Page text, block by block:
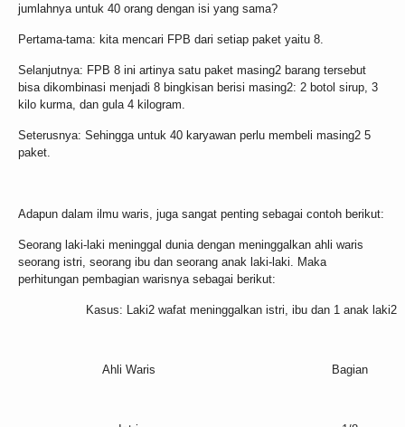
jumlahnya untuk 40 orang dengan isi yang sama?
Pertama-tama: kita mencari FPB dari setiap paket yaitu 8.
Selanjutnya: FPB 8 ini artinya satu paket masing2 barang tersebut
bisa dikombinasi menjadi 8 bingkisan berisi masing2: 2 botol sirup, 3
kilo kurma, dan gula 4 kilogram.
Seterusnya: Sehingga untuk 40 karyawan perlu membeli masing2 5
paket.
Adapun dalam ilmu waris, juga sangat penting sebagai contoh berikut:
Seorang laki-laki meninggal dunia dengan meninggalkan ahli waris
seorang istri, seorang ibu dan seorang anak laki-laki. Maka
perhitungan pembagian warisnya sebagai berikut:
Kasus: Laki2 wafat meninggalkan istri, ibu dan 1 anak laki2
Ahli Waris Bagian